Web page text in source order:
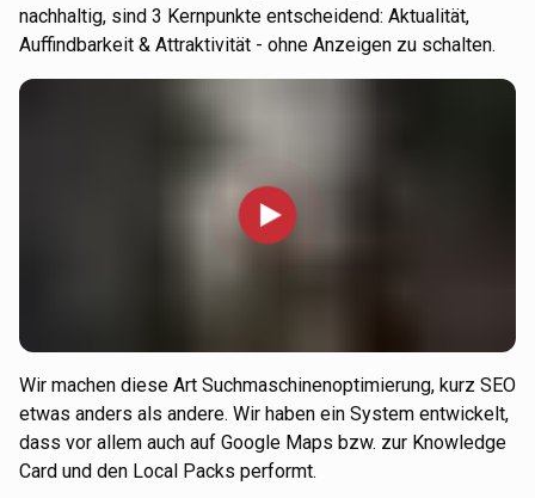
nachhaltig, sind 3 Kernpunkte entscheidend: Aktualität,
Auffindbarkeit & Attraktivität - ohne Anzeigen zu schalten.
Wir machen diese Art Suchmaschinenoptimierung, kurz SEO
etwas anders als andere. Wir haben ein System entwickelt,
dass vor allem auch auf Google Maps bzw. zur Knowledge
Card und den Local Packs performt.